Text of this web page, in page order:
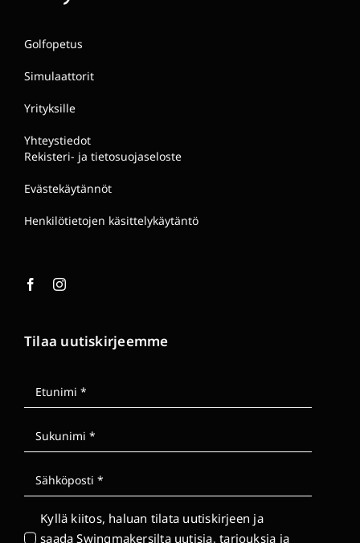
Golfopetus
Simulaattorit
Yrityksille
Yhteystiedot
Rekisteri- ja tietosuojaseloste
Evästekäytännöt
Henkilötietojen käsittelykäytäntö
Tilaa uutiskirjeemme
Kyllä kiitos, haluan tilata uutiskirjeen ja
saada Swingmakersilta uutisia, tarjouksia ja